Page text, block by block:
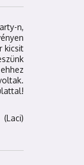
n,
kicsit
(Laci)